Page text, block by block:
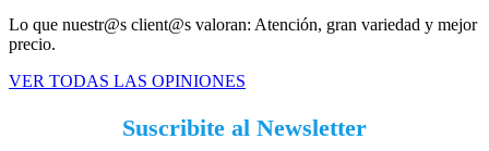
Lo que nuestr@s client@s valoran: Atención, gran variedad y mejor
precio.
VER TODAS LAS OPINIONES
Suscribite al Newsletter